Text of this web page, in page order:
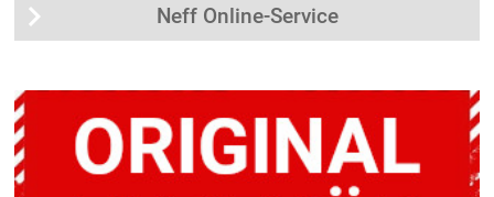
Neff Online-Service